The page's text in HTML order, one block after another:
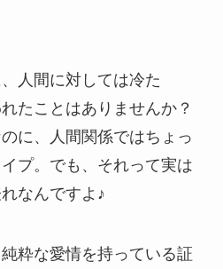
人間に対しては冷た
たことはありませんか？
に、人間関係ではちょっ
プ。でも、それって実は
なんですよ♪
粋な愛情を持っている証